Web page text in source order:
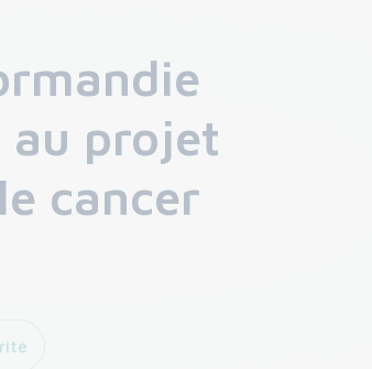
au projet
cancer